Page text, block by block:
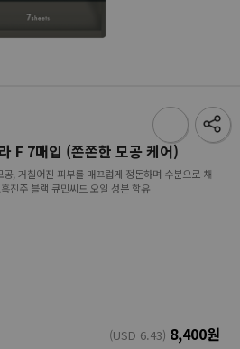
F 7매입 (쫀쫀한 모공 케어)
, 거칠어진 피부를 매끄럽게 정돈하며 수분으로 채
진주 블랙 큐민씨드 오일 성분 함유
(USD 6.43) 8,400원